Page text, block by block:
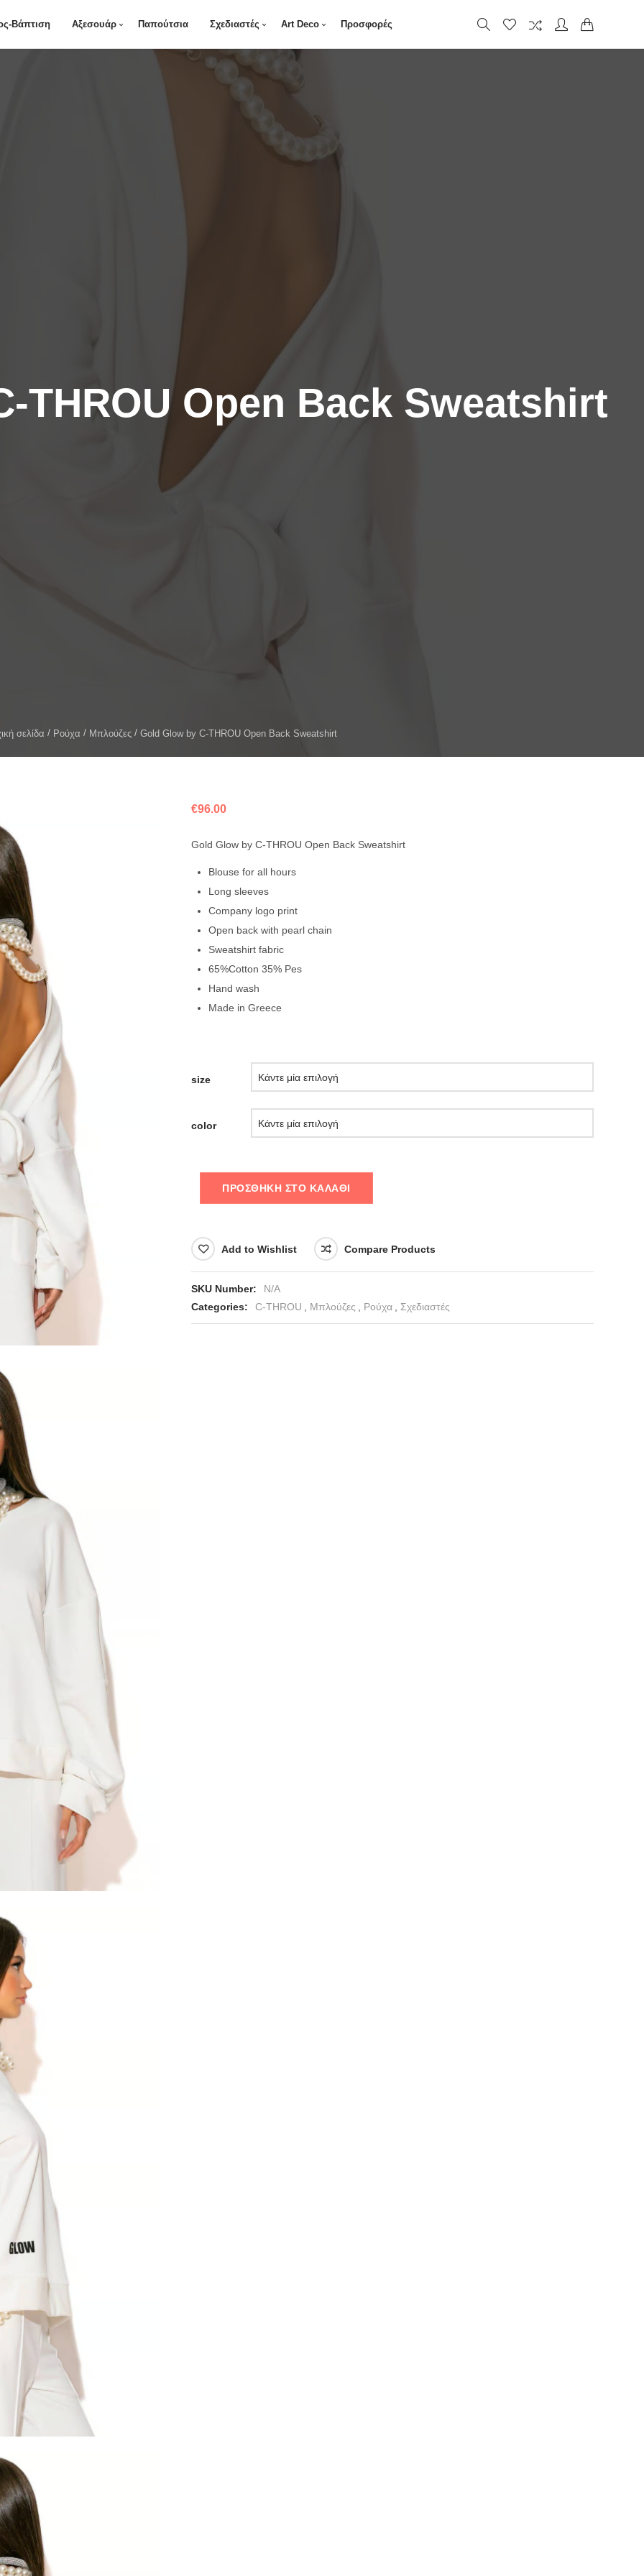
or Search Button
Βάπτιση Αξεσουάρ Παπούτσια Σχεδιαστές Art Deco Προσφορές
THROU Open Back Sweatshirt
σελίδα Ρούχα Μπλούζες Gold Glow by C-THROU Open Back Sweatshirt
€96.00
Gold Glow by C-THROU Open Back Sweatshirt
Blouse for all hours
Long sleeves
Company logo print
Open back with pearl chain
Sweatshirt fabric
65%Cotton 35% Pes
Hand wash
Made in Greece
size
color
ΠΡΟΣΘΉΚΗ ΣΤΟ ΚΑΛΆΘΙ
Add to Wishlist Compare Products
SKU Number:
N/A
Categories:
C-THROU Μπλούζες Ρούχα Σχεδιαστές